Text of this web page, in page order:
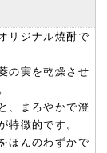
リジナル焼酎で
の実を乾燥させ
、まろやかで澄
特徴的です。
ほんのわずかで